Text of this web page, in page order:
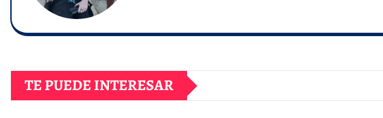
TE PUEDE INTERESAR